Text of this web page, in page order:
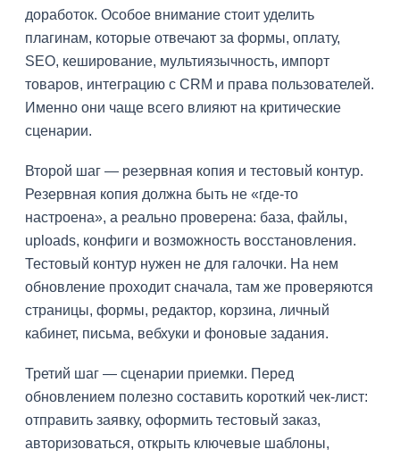
доработок. Особое внимание стоит уделить
плагинам, которые отвечают за формы, оплату,
SEO, кеширование, мультиязычность, импорт
товаров, интеграцию с CRM и права пользователей.
Именно они чаще всего влияют на критические
сценарии.
Второй шаг — резервная копия и тестовый контур.
Резервная копия должна быть не «где-то
настроена», а реально проверена: база, файлы,
uploads, конфиги и возможность восстановления.
Тестовый контур нужен не для галочки. На нем
обновление проходит сначала, там же проверяются
страницы, формы, редактор, корзина, личный
кабинет, письма, вебхуки и фоновые задания.
Третий шаг — сценарии приемки. Перед
обновлением полезно составить короткий чек-лист:
отправить заявку, оформить тестовый заказ,
авторизоваться, открыть ключевые шаблоны,